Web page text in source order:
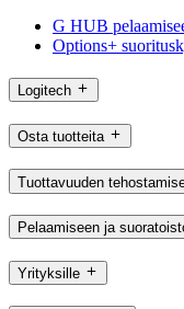
G HUB
Options+
Logitech
Osta tuotteita
Tuottavuuden
Pelaamiseen ja
Yrityksille